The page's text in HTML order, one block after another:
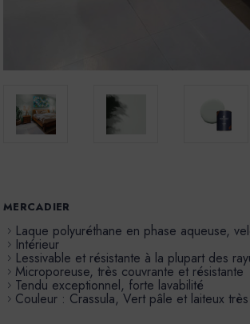
MERCADIER
Laque polyuréthane en phase aqueuse,
Intérieur
Lessivable et résistante à la plupart des
Microporeuse, très couvrante et résistante
Tendu exceptionnel, forte lavabilité
Couleur : Crassula, Vert pâle et laiteux